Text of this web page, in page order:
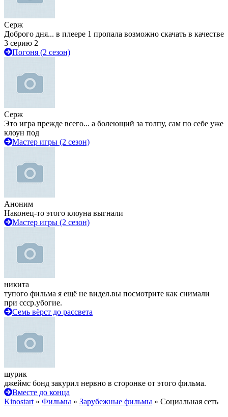
Серж
Доброго дня... в плеере 1 пропала возможно скачать в качестве
3 серию 2
Погоня (2 сезон)
Серж
Это игра прежде всего... а болеющий за толпу, сам по себе уже
клоун под
Мастер игры (2 сезон)
Аноним
Наконец-то этого клоуна выгнали
Мастер игры (2 сезон)
никита
тупого фильма я ещё не видел.вы посмотрите как снимали
при ссср.убогие.
Семь вёрст до рассвета
шурик
джеймс бонд закурил нервно в сторонке от этого фильма.
Вместе до конца
Kinostart » Фильмы » Зарубежные фильмы » Социальная сеть